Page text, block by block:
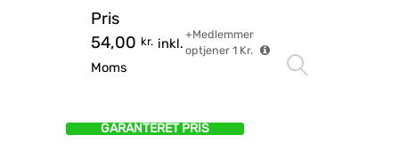
Pris
54,00 kr. inkl.
Moms
+Medlemmer
optjener1 Kr.
GARANTERET PRIS